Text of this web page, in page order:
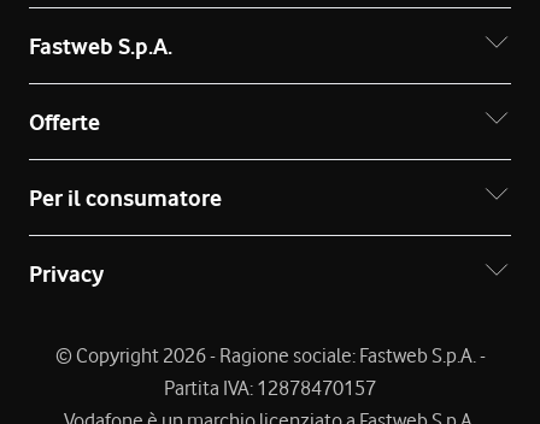
Fastweb S.p.A.
Offerte
Per il consumatore
Privacy
© Copyright 2026 - Ragione sociale: Fastweb S.p.A. -
Partita IVA: 12878470157